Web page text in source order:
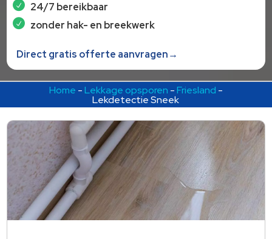
24/7 bereikbaar
zonder hak- en breekwerk
Direct gratis offerte aanvragen→
Home -Lekkage opsporen -Friesland -
Lekdetectie Sneek